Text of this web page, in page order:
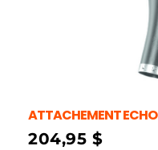
ATTACHEMENT ECHO
204,95$